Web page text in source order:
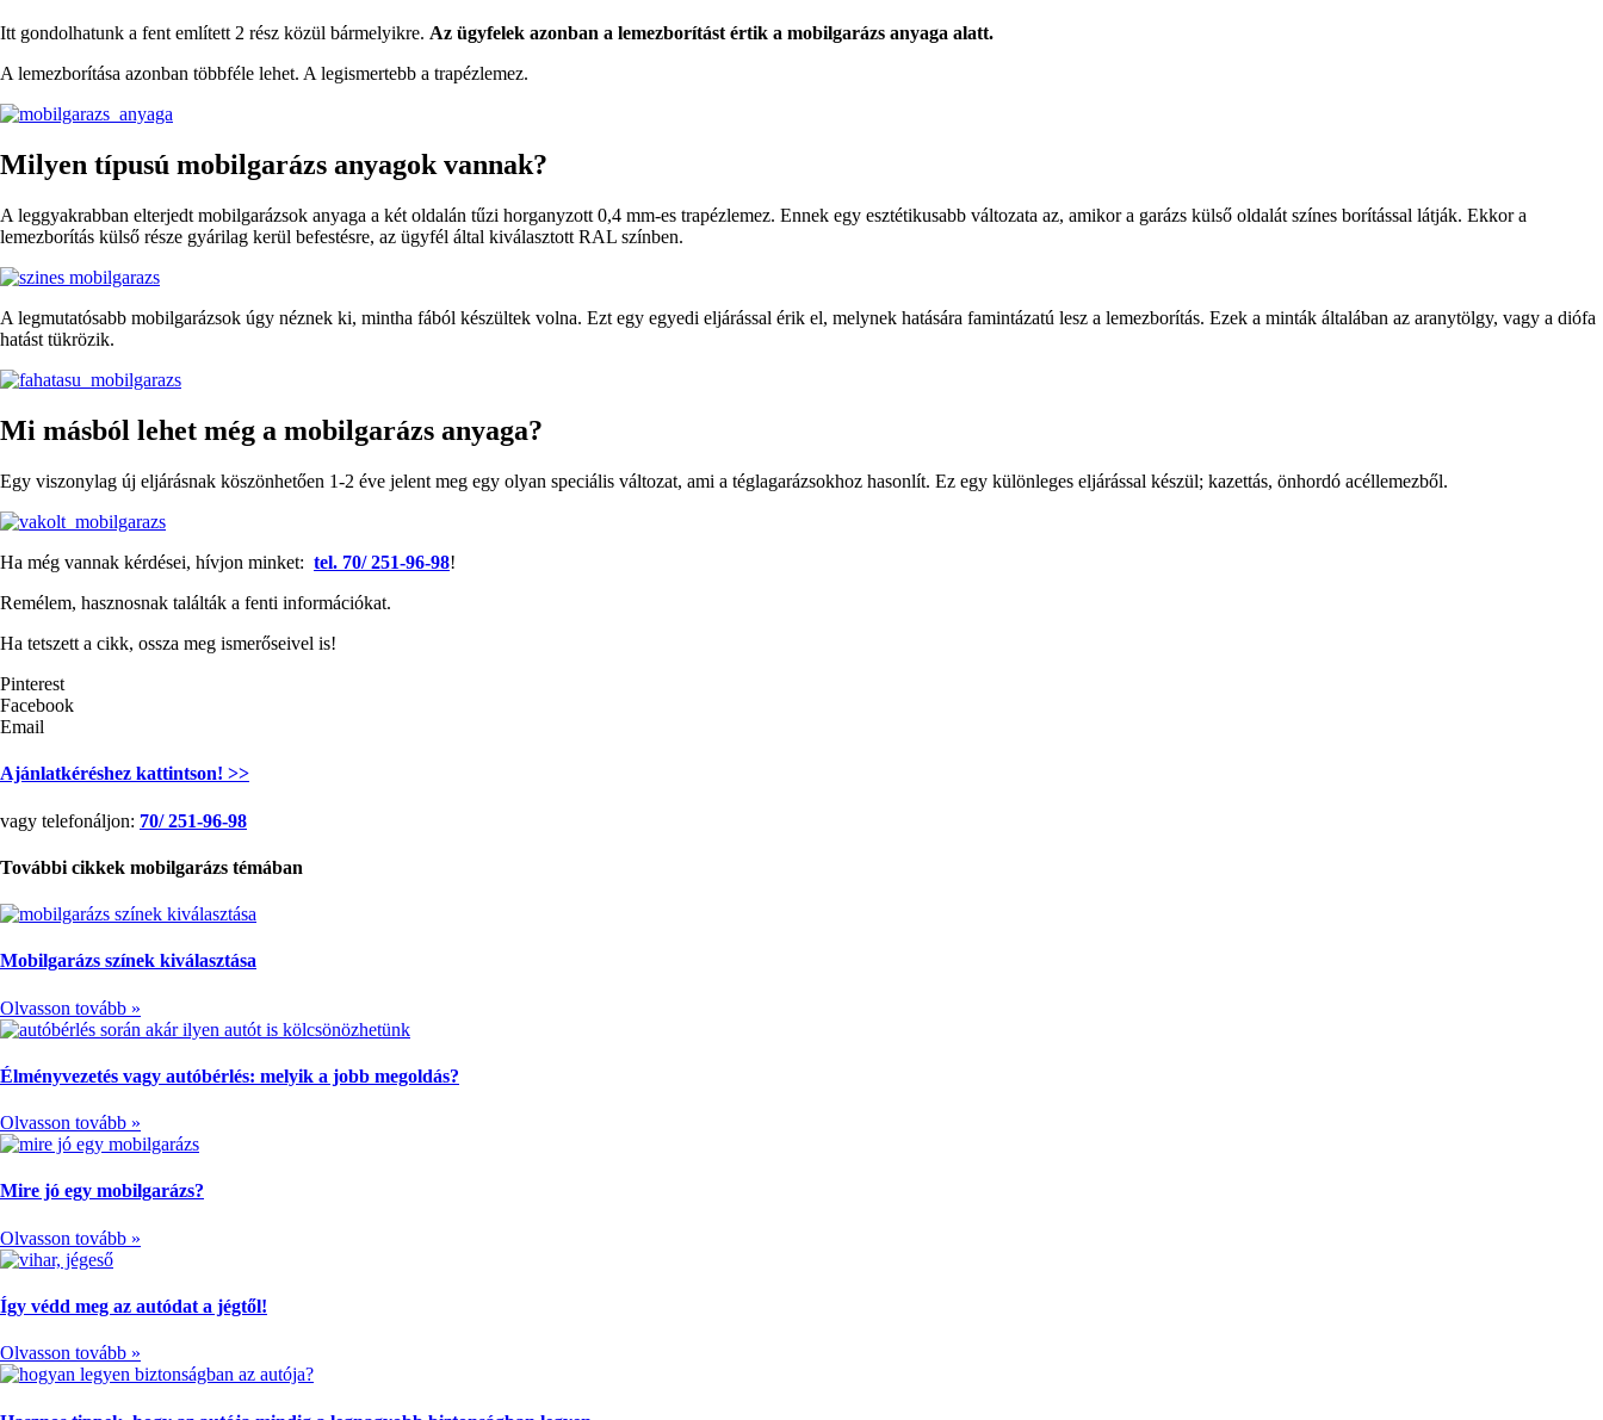
Itt gondolhatunk a fent említett 2 rész közül bármelyikre. Az ügyfelek azonban a lemezborítást értik a mobilgarázs anyaga alatt.
A lemezborítása azonban többféle lehet. A legismertebb a trapézlemez.
Milyen típusú mobilgarázs anyagok vannak?
A leggyakrabban elterjedt mobilgarázsok anyaga a két oldalán tűzi horganyzott 0,4 mm-es trapézlemez. Ennek egy esztétikusabb változata az, amikor a garázs külső oldalát színes borítással látják. Ekkor a
lemezborítás külső része gyárilag kerül befestésre, az ügyfél által kiválasztott RAL színben.
A legmutatósabb mobilgarázsok úgy néznek ki, mintha fából készültek volna. Ezt egy egyedi eljárással érik el, melynek hatására famintázatú lesz a lemezborítás. Ezek a minták általában az aranytölgy, vagy a diófa
hatást tükrözik.
Mi másból lehet még a mobilgarázs anyaga?
Egy viszonylag új eljárásnak köszönhetően 1-2 éve jelent meg egy olyan speciális változat, ami a téglagarázsokhoz hasonlít. Ez egy különleges eljárással készül; kazettás, önhordó acéllemezből.
Ha még vannak kérdései, hívjon minket: tel. 70/ 251-96-98!
Remélem, hasznosnak találták a fenti információkat.
Ha tetszett a cikk, ossza meg ismerőseivel is!
Pinterest
Facebook
Email
Ajánlatkéréshez kattintson! >>
vagy telefonáljon: 70/ 251-96-98
További cikkek mobilgarázs témában
Mobilgarázs színek kiválasztása
Olvasson tovább »
Élményvezetés vagy autóbérlés: melyik a jobb megoldás?
Olvasson tovább »
Mire jó egy mobilgarázs?
Olvasson tovább »
Így védd meg az autódat a jégtől!
Olvasson tovább »